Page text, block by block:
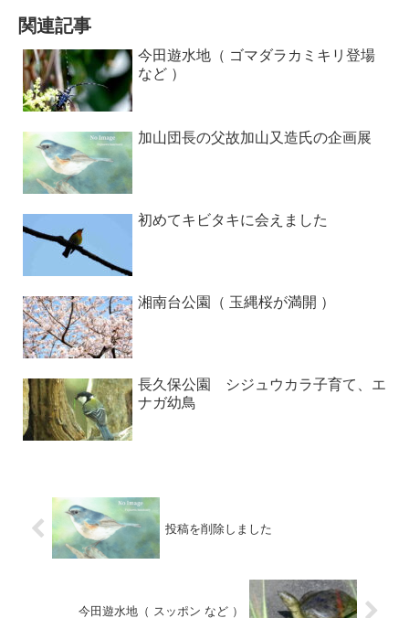
関連記事
今田遊水地（ ゴマダラカミキリ登場
など ）
加山団長の父故加山又造氏の企画展
初めてキビタキに会えました
湘南台公園（ 玉縄桜が満開 ）
長久保公園 シジュウカラ子育て、エ
ナガ幼鳥
投稿を削除しました
今田遊水地（ スッポン など ）